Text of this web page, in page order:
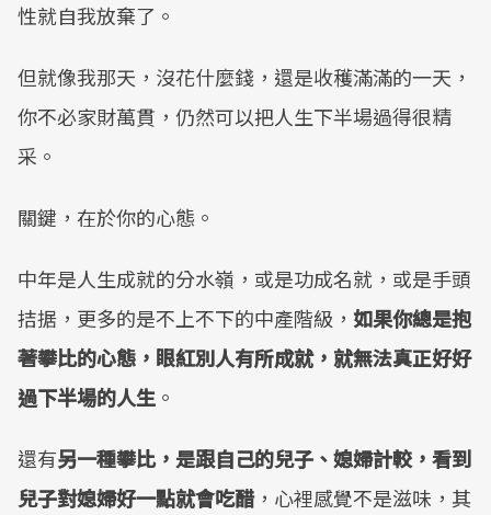
性就自我放棄了。
但就像我那天，沒花什麼錢，還是收穫滿滿的一天，
你不必家財萬貫，仍然可以把人生下半場過得很精
采。
關鍵，在於你的心態。
中年是人生成就的分水嶺，或是功成名就，或是手頭
拮据，更多的是不上不下的中產階級， 如果你總是抱
著攀比的心態，眼紅別人有所成就，就無法真正好好
過下半場的人生 。
還有另一種攀比，是跟自己的兒子、媳婦計較，看到
兒子對媳婦好一點就會吃醋，心裡感覺不是滋味，其